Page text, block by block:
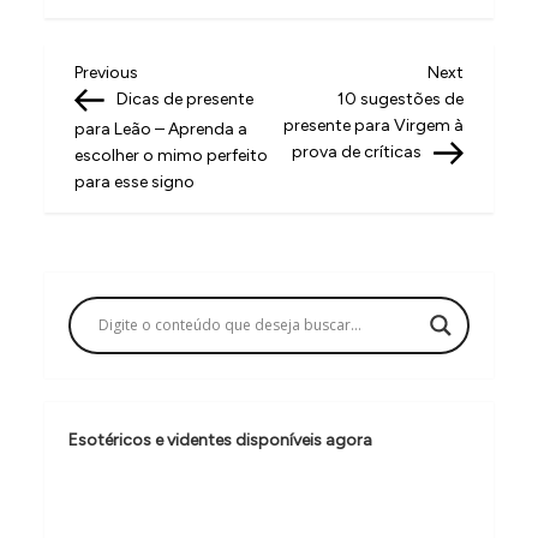
N
a
v
e
ç
ã
d
Previous
Post
Previous
Dicas de presente
para Leão – Aprenda a
escolher o mimo perfeito
para esse signo
Next
Post
Next
10 sugestões de
presente para Virgem à
prova de críticas
Esotéricos e videntes disponíveis agora